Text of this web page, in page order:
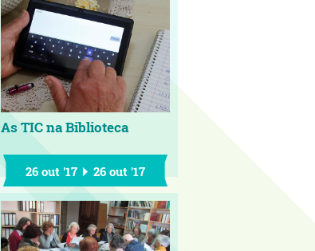
As TIC na Biblioteca
26 out '17 26 out '17